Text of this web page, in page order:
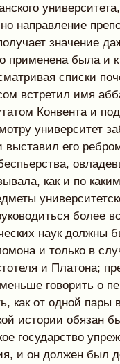
направление
значение
применена была и
списки
встретил имя
Конвента и
университет
его
как и по
более
наук должны
и только в
и Платона;
говорить о
как от одной пары
истории обязан
государство
и он должен был